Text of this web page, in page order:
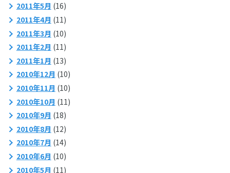
2011年5月 (16)
2011年4月 (11)
2011年3月 (10)
2011年2月 (11)
2011年1月 (13)
2010年12月 (10)
2010年11月 (10)
2010年10月 (11)
2010年9月 (18)
2010年8月 (12)
2010年7月 (14)
2010年6月 (10)
2010年5月 (11)